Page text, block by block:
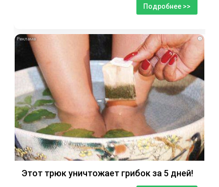
Подробнее >>
i
Этот трюк уничтожает грибок за 5 дней!